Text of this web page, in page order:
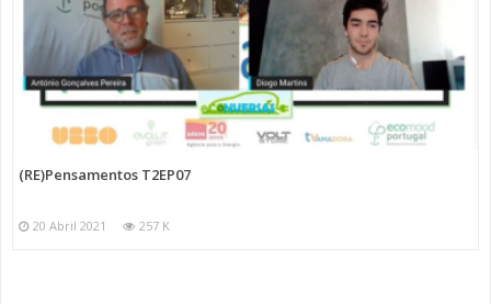
(RE)Pensamentos T2EP07
20 Abril 2021 257 K